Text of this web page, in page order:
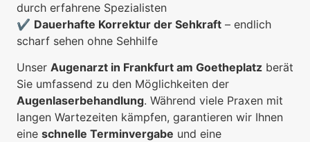
durch erfahrene Spezialisten
✔ Dauerhafte Korrektur der Sehkraft – endlich
scharf sehen ohne Sehhilfe
Unser Augenarzt in Frankfurt am Goetheplatz berät
Sie umfassend zu den Möglichkeiten der
Augenlaserbehandlung. Während viele Praxen mit
langen Wartezeiten kämpfen, garantieren wir Ihnen
eine schnelle Terminvergabe und eine